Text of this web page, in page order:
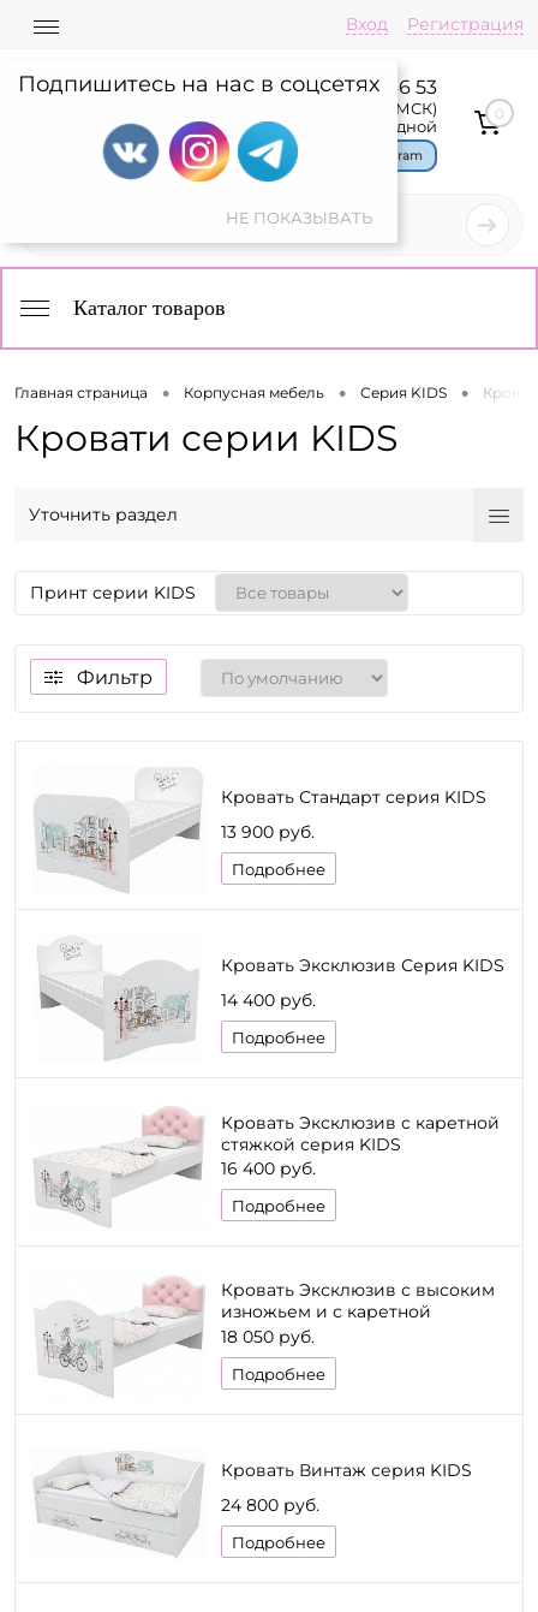
Подпишитесь на нас в соцсетях
Вход Регистрация
8 800 775 36 53
Пн-Пт: 08:00-17:00(МСК)
Сб,Вс: выходной
Чат в Telegram
0
Каталог товаров
Главная страница • Корпусная мебель • Серия KIDS •
Кровати серии KIDS
Уточнить раздел
Принт серии KIDS
Фильтр
Кровать Стандарт серия KIDS
13 900 руб.
Подробнее
Кровать Эксклюзив Серия KIDS
14 400 руб.
Подробнее
Кровать Эксклюзив с каретной
стяжкой серия KIDS
16 400 руб.
Подробнее
Кровать Эксклюзив с высоким
изножьем и с каретной
стяжкой серия KIDS
18 050 руб.
Подробнее
Кровать Винтаж серия KIDS
24 800 руб.
Подробнее